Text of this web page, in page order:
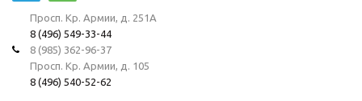
Просп. Кр. Армии, д. 251А
8 (496) 549-33-44
8 (985) 362-96-37
Просп. Кр. Армии, д. 105
8 (496) 540-52-62